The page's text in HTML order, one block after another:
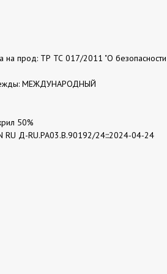
на прод: ТР ТС 017/2011 "О
МЕЖДУНАРОДНЫЙ
50%
RU Д-RU.РА03.В.90192/24:::2024-04-24